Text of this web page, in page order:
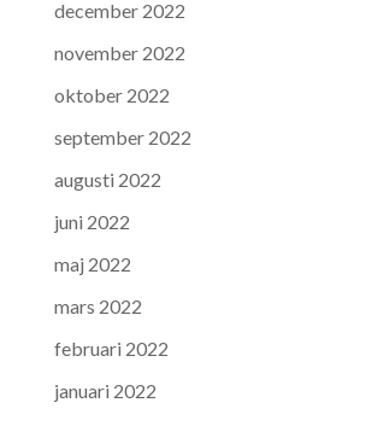
december 2022
november 2022
oktober 2022
september 2022
augusti 2022
juni 2022
maj 2022
mars 2022
februari 2022
januari 2022